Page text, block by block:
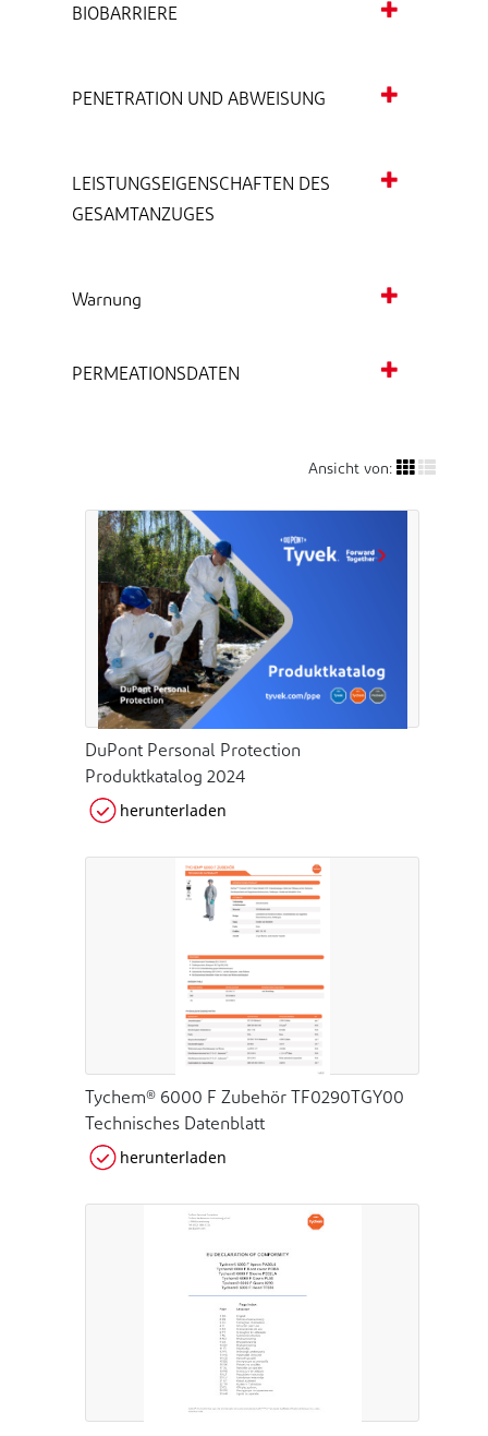
BIOBARRIERE
PENETRATION UND ABWEISUNG
LEISTUNGSEIGENSCHAFTEN DES
GESAMTANZUGES
Warnung
PERMEATIONSDATEN
Ansicht von:
DuPont Personal Protection
Produktkatalog 2024
herunterladen
Tychem® 6000 F Zubehör TF0290TGY00
Technisches Datenblatt
herunterladen